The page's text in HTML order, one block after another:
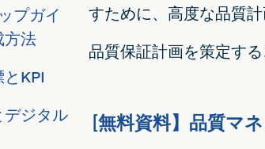
プガイ
方法
KPI
デジタル
すために、高度な品質
品質保証計画を策定す
[無料資料】品質マ